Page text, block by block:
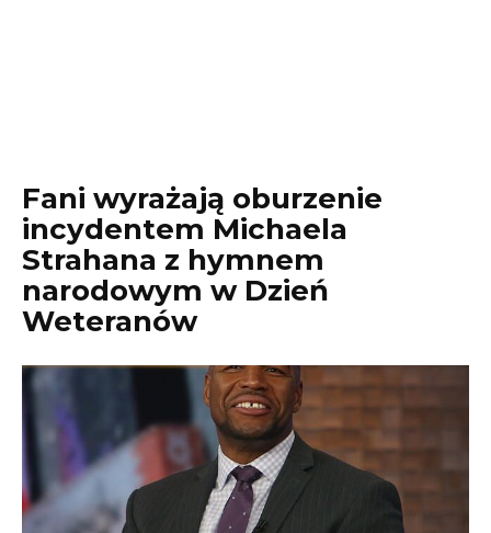
Fani wyrażają oburzenie
incydentem Michaela
Strahana z hymnem
narodowym w Dzień
Weteranów